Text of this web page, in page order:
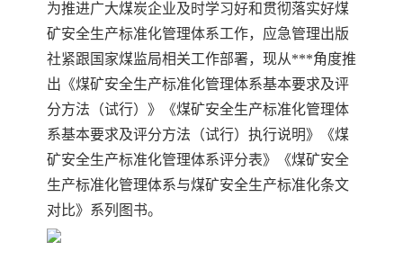
为推进广大煤炭企业及时学习好和贯彻落实好煤
矿安全生产标准化管理体系工作，应急管理出版
社紧跟国家煤监局相关工作部署，现从***角度推
出《煤矿安全生产标准化管理体系基本要求及评
分方法（试行）》《煤矿安全生产标准化管理体
系基本要求及评分方法（试行）执行说明》《煤
矿安全生产标准化管理体系评分表》《煤矿安全
生产标准化管理体系与煤矿安全生产标准化条文
对比》系列图书。